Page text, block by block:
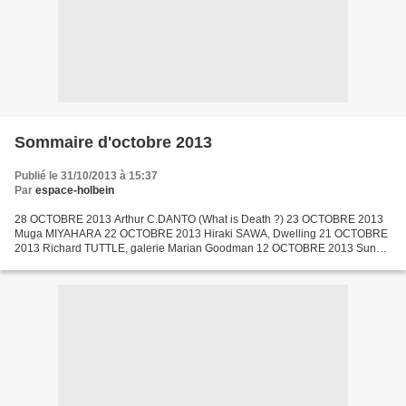
Sommaire d'octobre 2013
Publié le 31/10/2013 à 15:37
Par espace-holbein
28 OCTOBRE 2013 Arthur C.DANTO (What is Death ?) 23 OCTOBRE 2013
Muga MIYAHARA 22 OCTOBRE 2013 Hiraki SAWA, Dwelling 21 OCTOBRE
2013 Richard TUTTLE, galerie Marian Goodman 12 OCTOBRE 2013 Sun